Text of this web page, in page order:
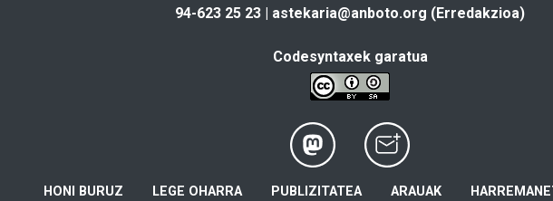
94-623 25 23 | astekaria@anboto.org (Erredakzioa)
Codesyntaxek garatua
HONI BURUZ LEGE OHARRA PUBLIZITATEA ARAUAK